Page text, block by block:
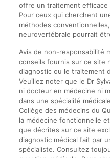
offre un traitement
Pour ceux qui cherchent
méthodes
neurovertébrale pourrait
Avis de non-responsabilité
conseils fournis sur ce site
diagnostic ou le traitement
Veuillez noter que le Dr
ni docteur en médecine ni
dans une spécialité
Collège des médecins du
la médecine fonctionnelle
que décrites sur ce site
diagnostic médical fait par
spécialiste. Consultez